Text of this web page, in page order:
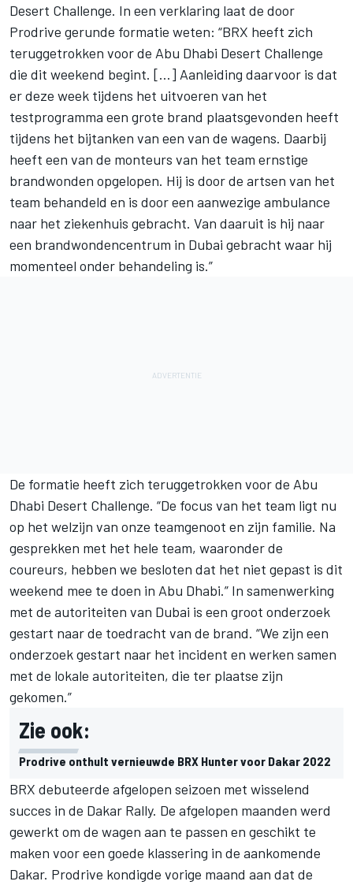
Desert Challenge. In een verklaring laat de door
Prodrive gerunde formatie weten: “BRX heeft zich
teruggetrokken voor de Abu Dhabi Desert Challenge
die dit weekend begint. […] Aanleiding daarvoor is dat
er deze week tijdens het uitvoeren van het
testprogramma een grote brand plaatsgevonden heeft
tijdens het bijtanken van een van de wagens. Daarbij
heeft een van de monteurs van het team ernstige
brandwonden opgelopen. Hij is door de artsen van het
team behandeld en is door een aanwezige ambulance
naar het ziekenhuis gebracht. Van daaruit is hij naar
een brandwondencentrum in Dubai gebracht waar hij
momenteel onder behandeling is.”
De formatie heeft zich teruggetrokken voor de Abu
Dhabi Desert Challenge. “De focus van het team ligt nu
op het welzijn van onze teamgenoot en zijn familie. Na
gesprekken met het hele team, waaronder de
coureurs, hebben we besloten dat het niet gepast is dit
weekend mee te doen in Abu Dhabi.” In samenwerking
met de autoriteiten van Dubai is een groot onderzoek
gestart naar de toedracht van de brand. “We zijn een
onderzoek gestart naar het incident en werken samen
met de lokale autoriteiten, die ter plaatse zijn
gekomen.”
Zie ook:
Prodrive onthult vernieuwde BRX Hunter voor Dakar 2022
BRX debuteerde afgelopen seizoen met wisselend
succes in de Dakar Rally. De afgelopen maanden werd
gewerkt om de wagen aan te passen en geschikt te
maken voor een goede klassering in de aankomende
Dakar. Prodrive kondigde vorige maand aan dat de